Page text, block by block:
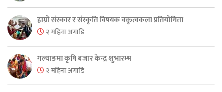
हाम्रो संस्कार र संस्कृति विषयक वक्तृत्वकला प्रतियोगिता
२ महिना अगाडि
गल्याङमा कृषि बजार केन्द्र शुभारम्भ
२ महिना अगाडि